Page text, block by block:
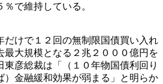
で維持している。
だけで１２回の無制限国債買い入れ
最大規模となる２兆２０００億円を
彦総裁は「（１０年物国債利回り
）金融緩和効果が弱まる」と明らか